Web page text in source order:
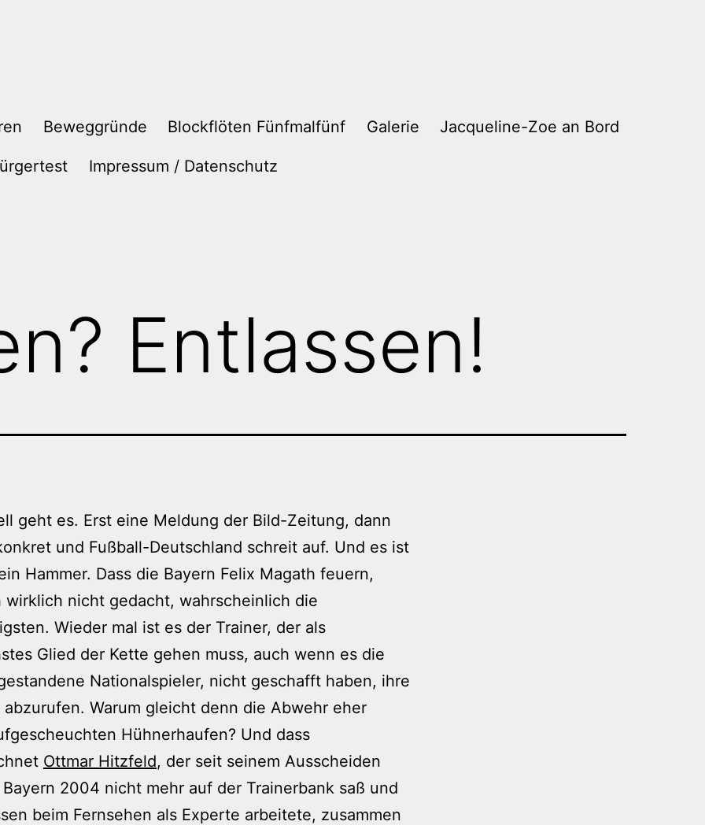
Beweggründe Blockflöten Fünfmalfünf Galerie Jacqueline-Zoe an Bord
Impressum / Datenschutz
Entlassen!
geht es. Erst eine Meldung der Bild-Zeitung, dann
und Fußball-Deutschland schreit auf. Und es ist
Hammer. Dass die Bayern Felix Magath feuern,
wirklich nicht gedacht, wahrscheinlich die
Wieder mal ist es der Trainer, der als
Glied der Kette gehen muss, auch wenn es die
Nationalspieler, nicht geschafft haben, ihre
abzurufen. Warum gleicht denn die Abwehr eher
Hühnerhaufen? Und dass
Ottmar Hitzfeld, der seit seinem Ausscheiden
2004 nicht mehr auf der Trainerbank saß und
beim Fernsehen als Experte arbeitete, zusammen